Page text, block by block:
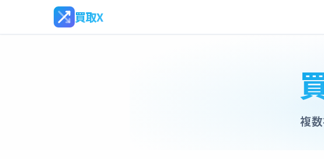
買取X
複